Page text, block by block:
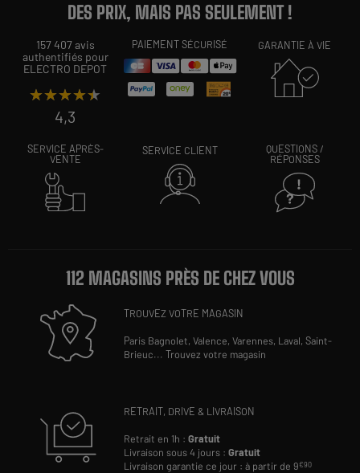
DES PRIX, MAIS PAS SEULEMENT !
157 407 avis
authentifiés pour
ELECTRO DEPOT
★★★★★
★★★★★
4,3
PAIEMENT SÉCURISÉ GARANTIE À VIE
SERVICE APRÈS-
VENTE
SERVICE CLIENT
QUESTIONS /
RÉPONSES
112 MAGASINS PRÈS DE CHEZ VOUS
TROUVEZ VOTRE MAGASIN
Paris Bagnolet,Valence,Varennes, Laval,Saint-
Brieuc...Trouvez votre magasin
RETRAIT, DRIVE & LIVRAISON
Retrait en 1h :Gratuit
Livraison sous 4 jours :Gratuit
Livraison garantie ce jour : à partir de 9€90